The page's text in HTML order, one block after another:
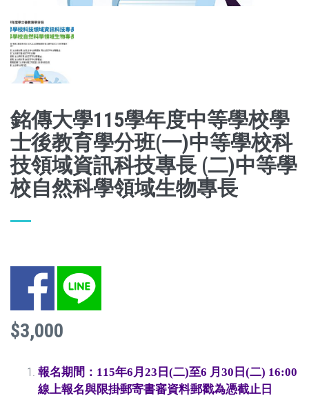
銘傳大學115學年度中等學校學
士後教育學分班(一)中等學校科
技領域資訊科技專長 (二)中等學
校自然科學領域生物專長
Facebook LINE
$3,000
報名期間：115年6 月 23 日 (二)至6 月 30 日 (二) 16:00
線上報名與限掛郵寄書審資料郵戳為憑截止日